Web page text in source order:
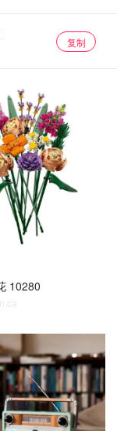
复制
10280